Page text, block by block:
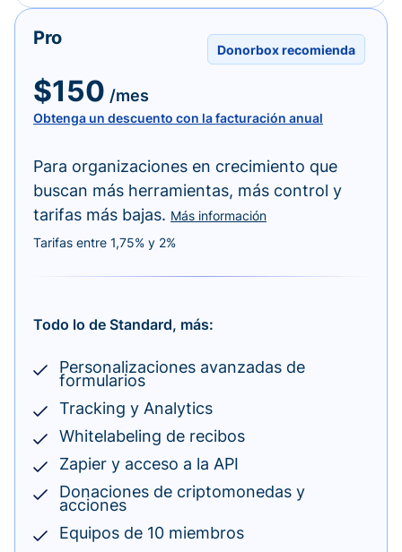
Donorbox recomienda
Pro
$150 /mes
Obtenga un descuento con la facturación anual
Para organizaciones en crecimiento que
buscan más herramientas, más control y
tarifas más bajas. Más información
Tarifas entre 1,75% y 2%
Todo lo de Standard, más:
Personalizaciones avanzadas de
formularios
Tracking y Analytics
Whitelabeling de recibos
Zapier y acceso a la API
Donaciones de criptomonedas y
acciones
Equipos de 10 miembros